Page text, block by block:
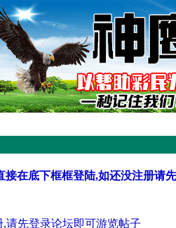
接在底下框框登陆,如还没注册请
请先登录论坛即可游览帖子